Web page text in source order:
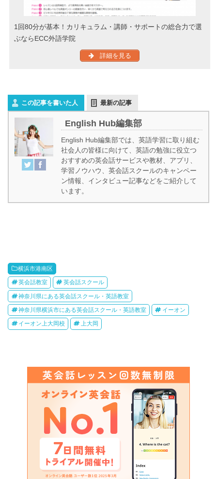
1回80分が基本！カリキュラム・講師・サポートの総合力で選
ぶならECC外語学院
詳細を見る
この記事を書いた人 最新の記事
English Hub編集部
English Hub編集部では、英語学習に取り組む
社会人の皆様に向けて、英語の勉強に役立つ
おすすめの英会話サービスや教材、アプリ、
学習ノウハウ、英会話スクールのキャンペー
ン情報、インタビュー記事などをご紹介して
います。
横浜市港南区
英会話教室 英会話スクール
神奈川県にある英会話スクール・英語教室
神奈川県横浜市にある英会話スクール・英語教室 イーオン
イーオン上大岡校 上大岡